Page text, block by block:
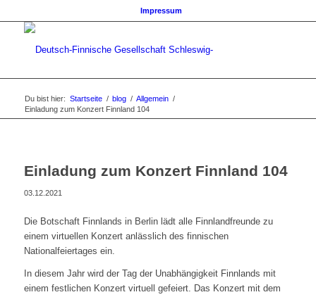
Impressum
Du bist hier: Startseite / blog / Allgemein /
Einladung zum Konzert Finnland 104
Einladung zum Konzert Finnland 104
03.12.2021
Die Botschaft Finnlands in Berlin lädt alle Finnlandfreunde zu
einem virtuellen Konzert anlässlich des finnischen
Nationalfeiertages ein.
In diesem Jahr wird der Tag der Unabhängigkeit Finnlands mit
einem festlichen Konzert virtuell gefeiert. Das Konzert mit dem